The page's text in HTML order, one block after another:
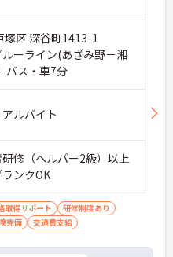
塚区 深谷町1413-1
ーライン(あざみ野－湘
バス・車7分
ルバイト
修（ヘルパー2級）以上
ンクOK
取得サポート
研修制度あり
完備 交通費支給